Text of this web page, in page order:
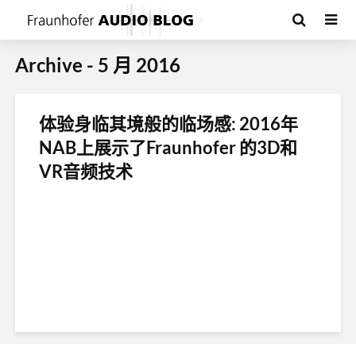
Archive - 5 月 2016
体验身临其境般的临场感: 2016年
NAB上展示了Fraunhofer 的3D和
VR音频技术